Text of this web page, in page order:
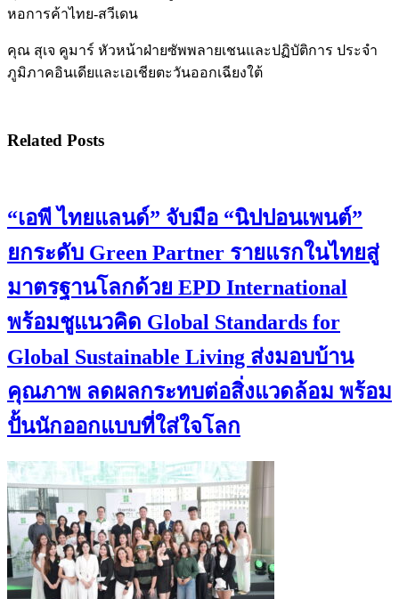
หอการค้าไทย-สวีเดน
คุณ สุเจ คูมาร์ หัวหน้าฝ่ายซัพพลายเชนและปฏิบัติการ ประจำ
ภูมิภาคอินเดียและเอเชียตะวันออกเฉียงใต้
Related Posts
“เอพี ไทยแลนด์” จับมือ “นิปปอนเพนต์”
ยกระดับ Green Partner รายแรกในไทยสู่
มาตรฐานโลกด้วย EPD International
พร้อมชูแนวคิด Global Standards for
Global Sustainable Living ส่งมอบบ้าน
คุณภาพ ลดผลกระทบต่อสิ่งแวดล้อม พร้อม
ปั้นนักออกแบบที่ใส่ใจโลก